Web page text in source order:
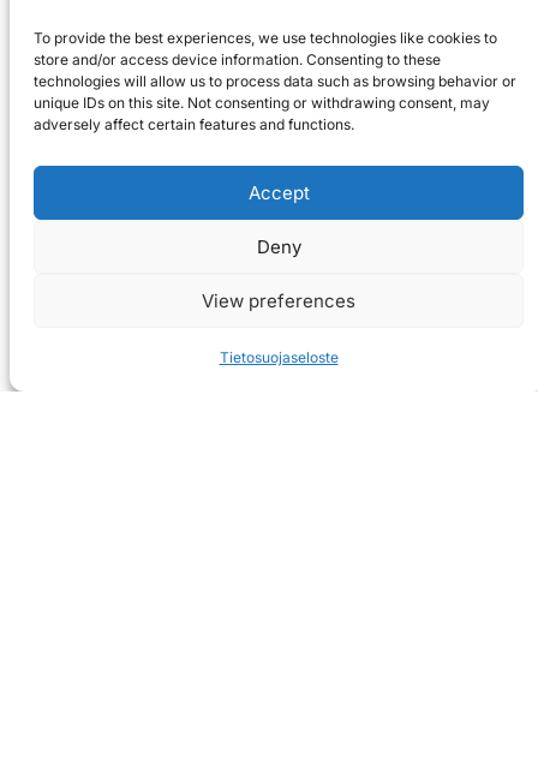
To provide the best experiences, we use technologies like cookies to
store and/or access device information. Consenting to these
technologies will allow us to process data such as browsing behavior or
unique IDs on this site. Not consenting or withdrawing consent, may
adversely affect certain features and functions.
Accept
Deny
View preferences
Tietosuojaseloste